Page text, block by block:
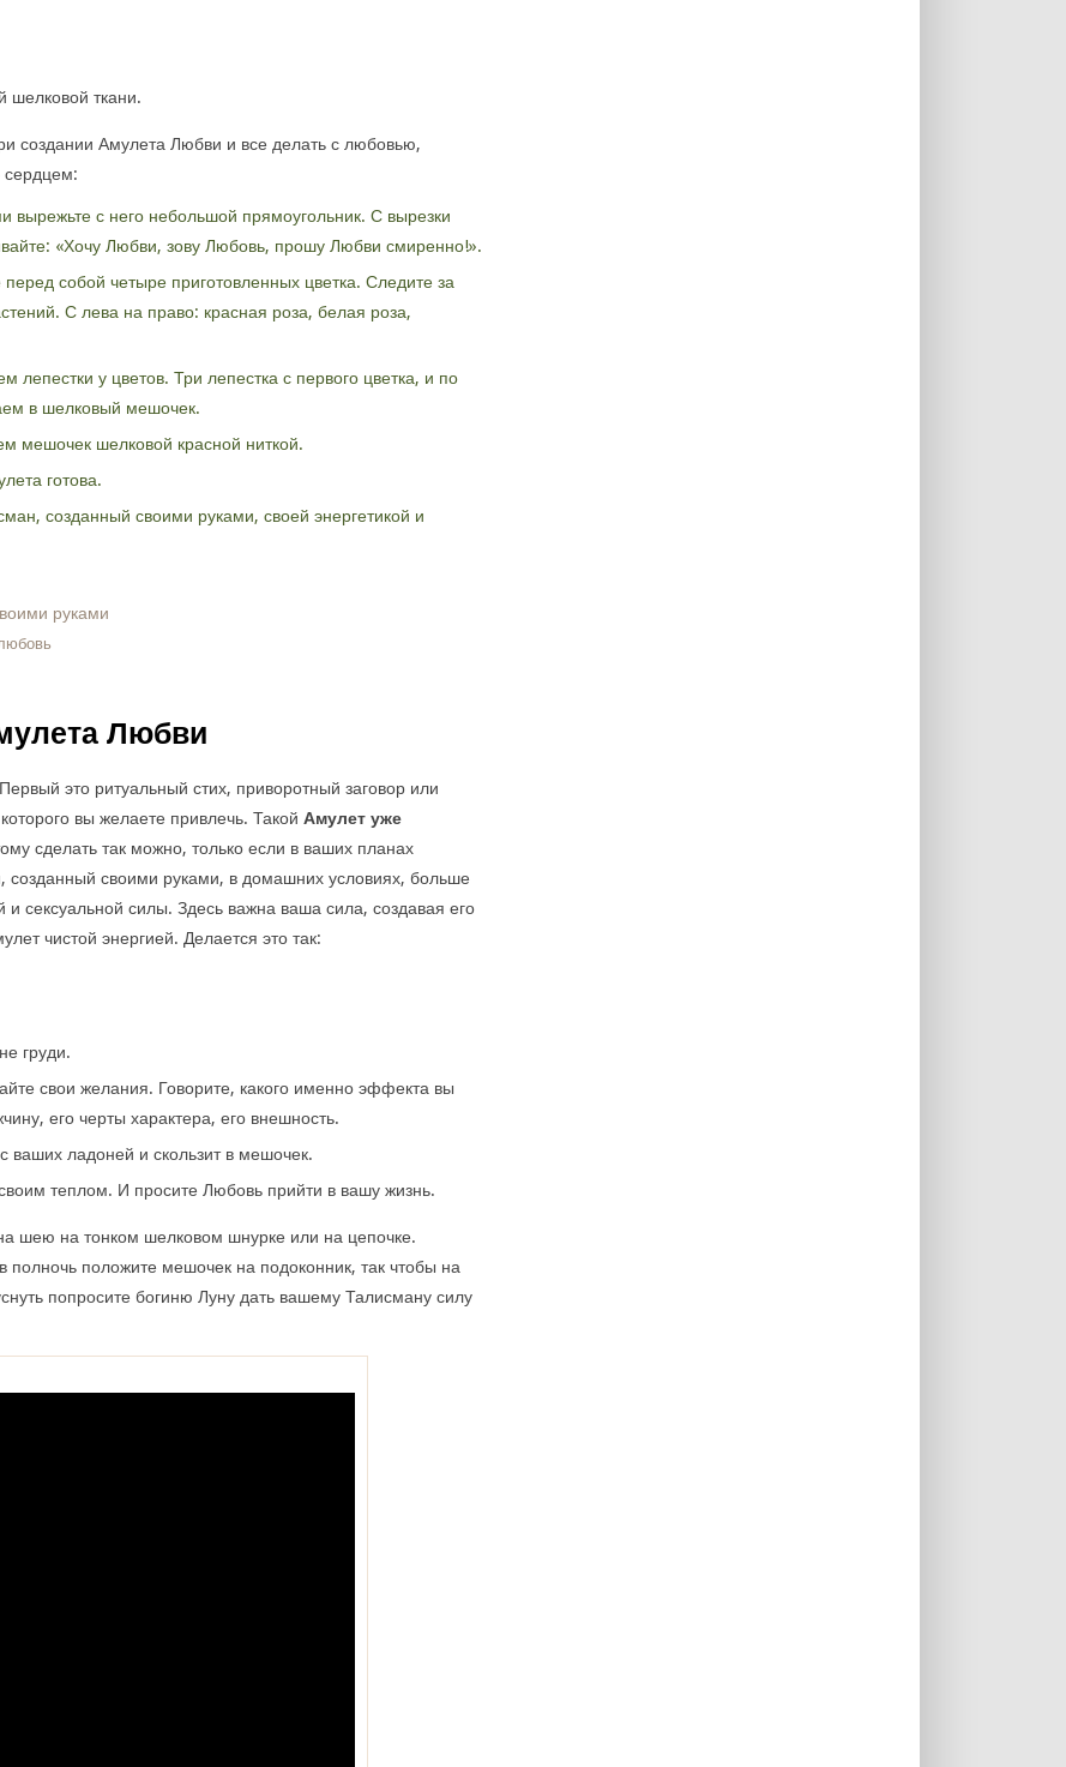
шелковой ткани.
создании Амулета Любви и все делать с любовью,
сердцем:
вырежьте с него небольшой прямоугольник. С вырезки
«Хочу Любви, зову Любовь, прошу Любви смиренно!».
собой четыре приготовленных цветка. Следите за
С лева на право: красная роза, белая роза,
лепестки у цветов. Три лепестка с первого цветка, и по
в шелковый мешочек.
мешочек шелковой красной ниткой.
готова.
созданный своими руками, своей энергетикой и
Любви
это ритуальный стих, приворотный заговор или
вы желаете привлечь. Такой Амулет уже
сделать так можно, только если в ваших планах
своими руками, в домашних условиях, больше
сексуальной силы. Здесь важна ваша сила, создавая его
чистой энергией. Делается это так:
груди.
свои желания. Говорите, какого именно эффекта вы
его черты характера, его внешность.
ваших ладоней и скользит в мешочек.
теплом. И просите Любовь прийти в вашу жизнь.
шею на тонком шелковом шнурке или на цепочке.
полночь положите мешочек на подоконник, так чтобы на
попросите богиню Луну дать вашему Талисману силу